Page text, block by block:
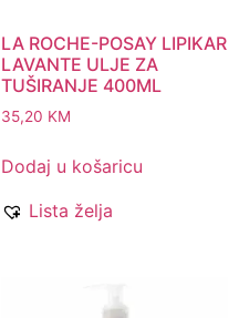
LA ROCHE-POSAY LIPIKAR
LAVANTE ULJE ZA
TUŠIRANJE 400ML
35,20 KM
Dodaj u košaricu
Lista želja